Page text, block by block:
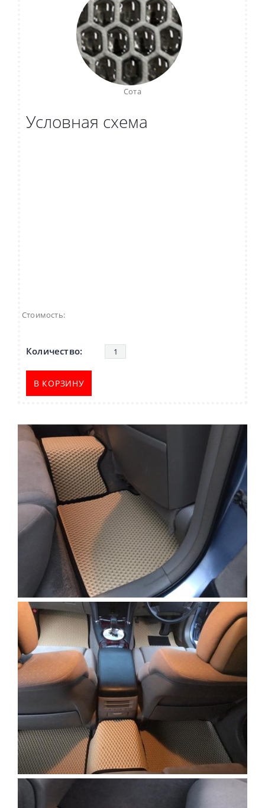
Сота
Условная схема
Стоимость:
В КОРЗИНУ